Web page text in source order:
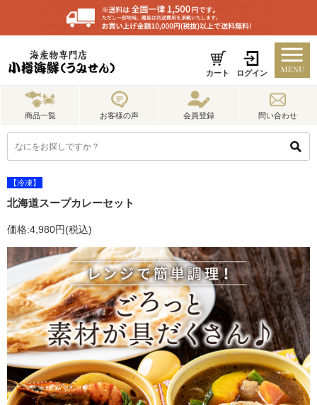
カート ログイン
商品一覧 お客様の声 会員登録 問い合わせ
【冷凍】
北海道スープカレーセット
価格:4,980円(税込)